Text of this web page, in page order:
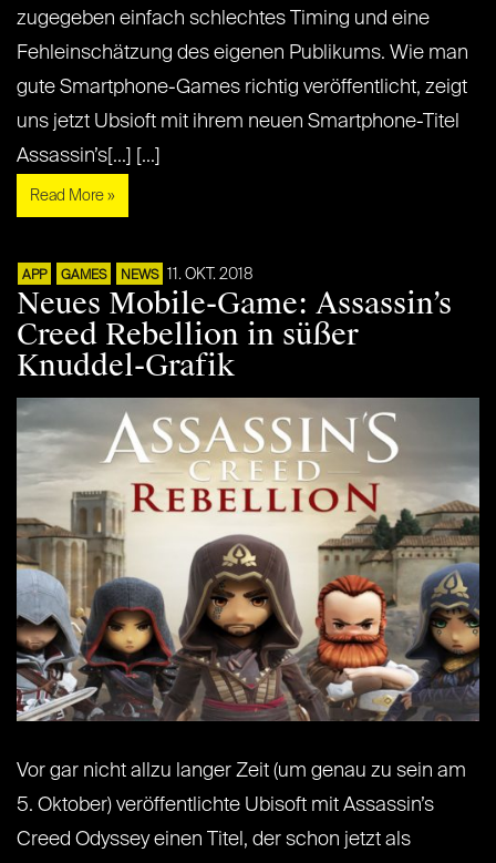
zugegeben einfach schlechtes Timing und eine
Fehleinschätzung des eigenen Publikums. Wie man
gute Smartphone-Games richtig veröffentlicht, zeigt
uns jetzt Ubsioft mit ihrem neuen Smartphone-Titel
Assassin’s[...] [...]
Read More »
APP GAMES NEWS 11. OKT. 2018
Neues Mobile-Game: Assassin’s
Creed Rebellion in süßer
Knuddel-Grafik
Vor gar nicht allzu langer Zeit (um genau zu sein am
5. Oktober) veröffentlichte Ubisoft mit Assassin’s
Creed Odyssey einen Titel, der schon jetzt als